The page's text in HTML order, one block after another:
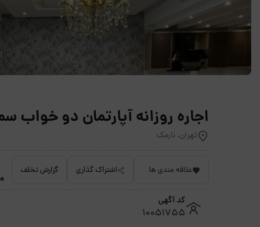
اجاره روزانه آپارتمان دو خواب
تهران, نارمک
علاقه مندی ها اشتراک گذاری گزارش تخلف
0 امتیاز داده نشده
کد آگهی
10051755